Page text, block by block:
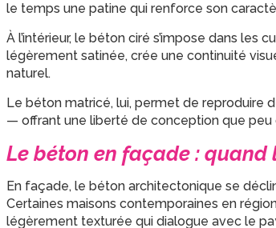
le temps une patine qui renforce son
À l’intérieur, le béton ciré s’impose dans les
légèrement satinée, crée une continuité
naturel.
Le béton matricé, lui, permet de reproduire
— offrant une liberté de conception que peu
Le béton en façade :
En façade, le béton architectonique se
Certaines maisons contemporaines en
légèrement texturée qui dialogue avec le